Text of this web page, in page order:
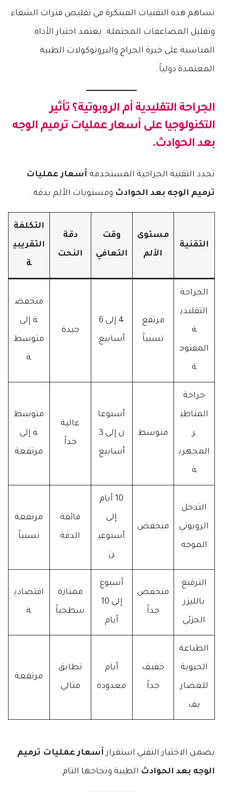
تساهم هذه التقنيات المبتكرة في تقليص فترات الشفاء
وتقليل المضاعفات المحتملة. يعتمد اختيار الأداة
المناسبة على خبرة الجراح والبروتوكولات الطبية
المعتمدة دولياً.
الجراحة التقليدية أم الروبوتية؟ تأثير
التكنولوجيا على أسعار عمليات ترميم الوجه
بعد الحوادث.
تحدد التقنية الجراحية المستخدمة أسعار عمليات
ترميم الوجه بعد الحوادث ومستويات الألم بدقة.
التقنية
مستوى
الألم
وقت
التعافي
دقة
النحت
التكلفة
التقريبي
ة
الجراحة
التقليدي
ة
المفتوح
ة
مرتفع
نسبياً
4 إلى 6
أسابيع
جيدة
منخفض
ة إلى
متوسط
ة
جراحة
المناظي
ر
المجهري
ة
متوسط
أسبوعا
ن إلى 3
أسابيع
عالية
جداً
متوسط
ة إلى
مرتفعة
التدخل
الروبوتي
الموجه
منخفض
10 أيام
إلى
أسبوعي
ن
فائقة
الدقة
مرتفعة
نسبياً
الترقيع
بالليزر
الجزئي
منخفض
جداً
أسبوع
إلى 10
أيام
ممتازة
سطحياً
اقتصادي
ة
الطباعة
الحيوية
للغضار
يف
خفيف
جداً
أيام
معدودة
تطابق
مثالي
مرتفعة
يضمن الاختيار التقني استقرارأسعار عمليات ترميم
الوجه بعد الحوادث الطبية ونجاحها التام.